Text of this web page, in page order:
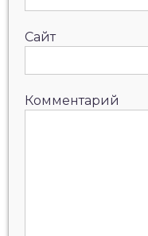
Сайт
Комментарий